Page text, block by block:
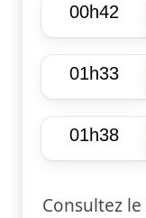
00h42
01h33
01h38
Consultez le